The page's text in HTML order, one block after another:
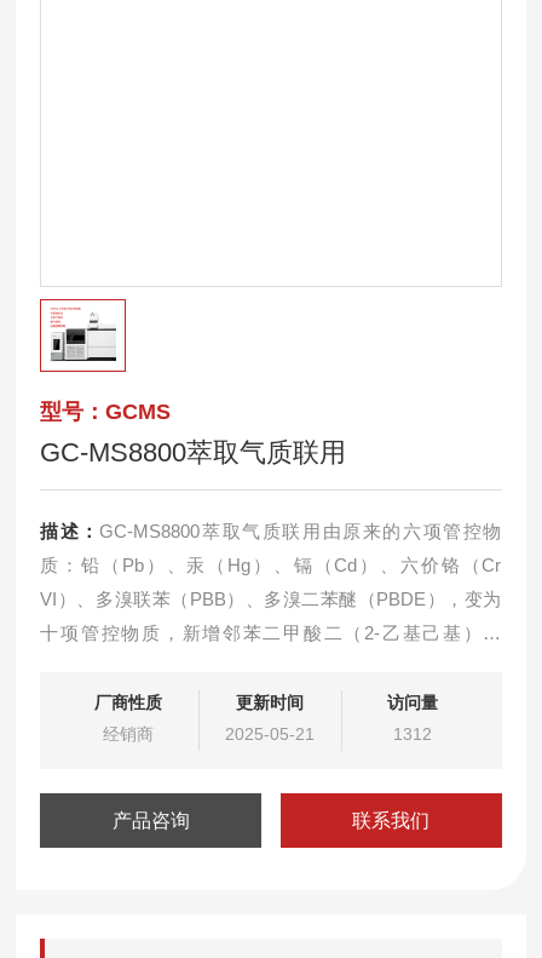
型号：GCMS
GC-MS8800萃取气质联用
描述：GC-MS8800萃取气质联用由原来的六项管控物
质：铅（Pb）、汞（Hg）、镉（Cd）、六价铬（Cr
VI）、多溴联苯（PBB）、多溴二苯醚（PBDE），变为
十项管控物质，新增邻苯二甲酸二（2-乙基己基）酯
酸二丁基酯（DBP）、邻苯二甲酸二异丁酯（DIBP）（简
称邻苯4P）
厂商性质
经销商
更新时间
2025-05-21
访问量
1312
产品咨询 联系我们